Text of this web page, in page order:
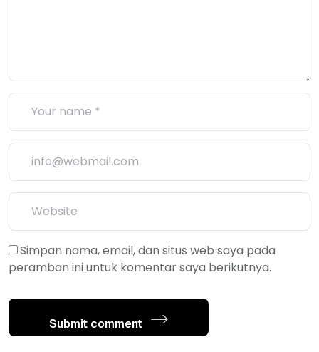
Simpan nama, email, dan situs web saya pada
peramban ini untuk komentar saya berikutnya.
Submit comment